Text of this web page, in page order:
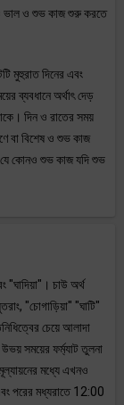
ভাল ও শুভ কাজ শুরু করতে
মুহুরাত দিনের এবং
ব্যবধানে অর্থাৎ দেড়
দিন ও রাতের সময়
বা বিশেষ ও শুভ কাজ
যে কোনও শুভ কাজ যদি শুভ
"ঘাদিয়া"। চাউ অর্থ
"চোগাড়িয়া" "ঘাটি"
চেয়ে আলাদা
সময়ের ফর্ম্যাট তুলনা
মধ্যে এখনও
পরের মধ্যরাতে 12:00